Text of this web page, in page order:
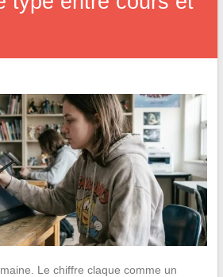
Le chiffre claque comme un